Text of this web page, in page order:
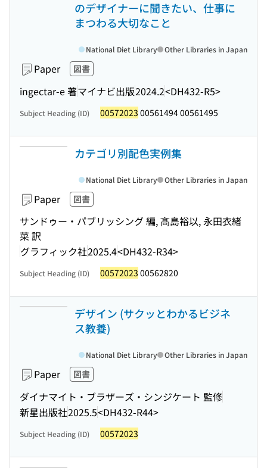
のデザイナーに聞きたい、仕事に
まつわる大切なこと
Paper 図書
ingectar-e 著マイナビ出版2024.2<DH432-R5>
National Diet Library Other Libraries in Japan
Subject Heading (ID) 00572023 00561494 00561495
カテゴリ別配色実例集
Paper 図書
サンドゥー・パブリッシング 編, 髙島裕以, 永田衣緒
菜 訳
グラフィック社2025.4<DH432-R34>
National Diet Library Other Libraries in Japan
Subject Heading (ID) 00572023 00562820
デザイン (サクッとわかるビジネ
ス教養)
Paper 図書
ダイナマイト・ブラザーズ・シンジケート 監修
新星出版社2025.5<DH432-R44>
National Diet Library Other Libraries in Japan
Subject Heading (ID) 00572023